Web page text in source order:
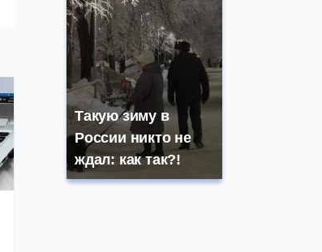
Такую зиму в
России никто не
ждал: как так?!